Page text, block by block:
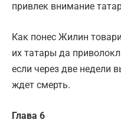
привлек внимание
Как понес Жилин
их татары да
если через две недели
ждет смерть.
Глава 6